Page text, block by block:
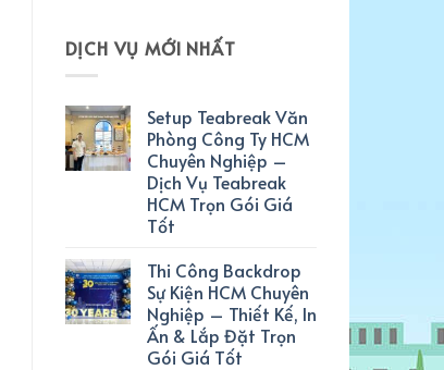
DỊCH VỤ MỚI NHẤT
Setup Teabreak Văn
Phòng Công Ty HCM
Chuyên Nghiệp –
Dịch Vụ Teabreak
HCM Trọn Gói Giá
Tốt
Thi Công Backdrop
Sự Kiện HCM Chuyên
Nghiệp – Thiết Kế, In
Ấn & Lắp Đặt Trọn
Gói Giá Tốt